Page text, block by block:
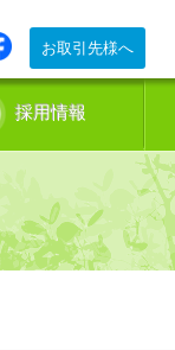
お取引先様へ
採用情報